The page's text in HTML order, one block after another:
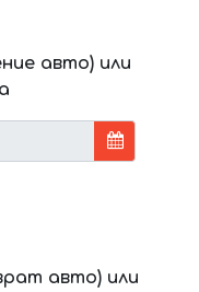
авто) или
авто) или